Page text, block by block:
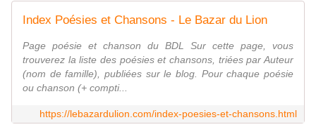
Index Poésies et Chansons - Le Bazar du Lion
Page poésie et chanson du BDL Sur cette page, vous
trouverez la liste des poésies et chansons, triées par Auteur
(nom de famille), publiées sur le blog. Pour chaque poésie
ou chanson (+ compti...
https://lebazardulion.com/index-poesies-et-chansons.html